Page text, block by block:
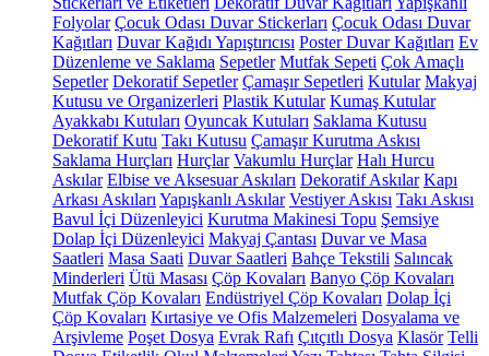
Folyolar Çocuk Odası Duvar Stickerları Çocuk Odası Duvar
Kağıtları Duvar Kağıdı Yapıştırıcısı Poster Duvar Kağıtları Ev
Düzenleme ve Saklama Sepetler Mutfak Sepeti Çok Amaçlı
Sepetler Dekoratif Sepetler Çamaşır Sepetleri Kutular Makyaj
Kutusu ve Organizerleri Plastik Kutular Kumaş Kutular
Ayakkabı Kutuları Oyuncak Kutuları Saklama Kutusu
Dekoratif Kutu Takı Kutusu Çamaşır Kurutma Askısı
Saklama Hurçları Hurçlar Vakumlu Hurçlar Halı Hurcu
Askılar Elbise ve Aksesuar Askıları Dekoratif Askılar Kapı
Arkası Askıları Yapışkanlı Askılar Vestiyer Askısı Takı Askısı
Bavul İçi Düzenleyici Kurutma Makinesi Topu Şemsiye
Dolap İçi Düzenleyici Makyaj Çantası Duvar ve Masa
Saatleri Masa Saati Duvar Saatleri Bahçe Tekstili Salıncak
Minderleri Ütü Masası Çöp Kovaları Banyo Çöp Kovaları
Mutfak Çöp Kovaları Endüstriyel Çöp Kovaları Dolap İçi
Çöp Kovaları Kırtasiye ve Ofis Malzemeleri Dosyalama ve
Arşivleme Poşet Dosya Evrak Rafı Çıtçıtlı Dosya Klasör Telli